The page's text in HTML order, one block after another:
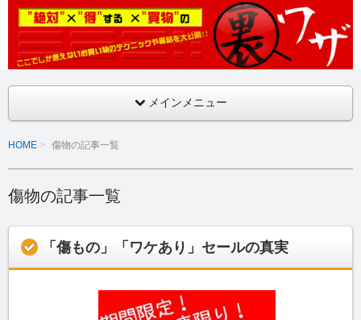
絶対得する買物の裏ワザ
ここでしか言えないお買い物のテクニックや裏話を大公開！！
メインメニュー
HOME 傷物の記事一覧
傷物の記事一覧
「傷もの」「ワケあり」セールの真実